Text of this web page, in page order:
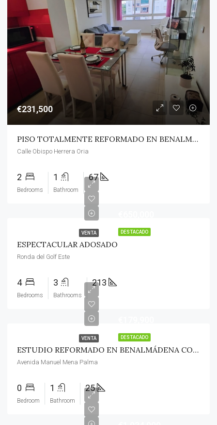
€231,500
PISO TOTALMENTE REFORMADO EN BENALMÁDENA
Calle Obispo Herrera Oria
2
Bedrooms
1
Bathroom
67
DESTACADO
VENTA
ESPECTACULAR ADOSADO
Ronda del Golf Este
4
Bedrooms
3
Bathrooms
213
DESTACADO
VENTA
ESTUDIO REFORMADO EN BENALMÁDENA COSTA
Avenida Manuel Mena Palma
0
Bedroom
1
Bathroom
25